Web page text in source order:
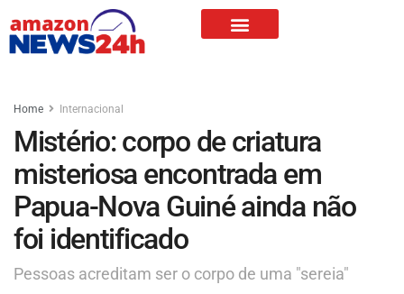
Home Internacional
Mistério: corpo de criatura
misteriosa encontrada em
Papua-Nova Guiné ainda não
foi identificado
Pessoas acreditam ser o corpo de uma "sereia"